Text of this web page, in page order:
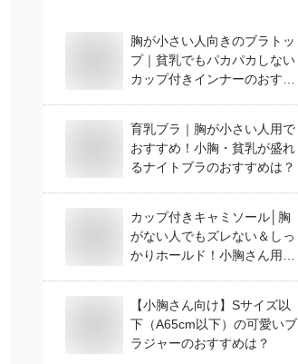
胸が小さい人向きのブラトッ
プ｜貧乳でもパカパカしない
カップ付きインナーのおすす
育乳ブラ｜胸が小さい人用で
おすすめ！小胸・貧乳が盛れ
るナイトブラのおすすめは？
カップ付きキャミソール│胸
がない人でもズレない＆しっ
かりホールド！小胸さん用イ
【小胸さん向け】Sサイズ以
下（A65cm以下）の可愛いブ
ラジャーのおすすめは？